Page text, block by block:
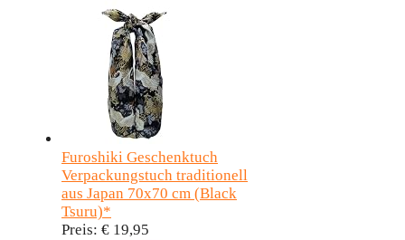
Furoshiki Geschenktuch
Verpackungstuch traditionell
aus Japan 70x70 cm (Black
Tsuru)*
Preis: € 19,95